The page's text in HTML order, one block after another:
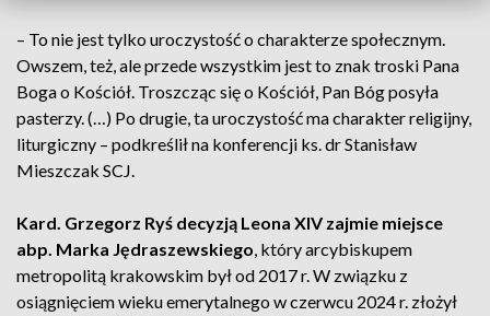
– To nie jest tylko uroczystość o charakterze społecznym.
Owszem, też, ale przede wszystkim jest to znak troski Pana
Boga o Kościół. Troszcząc się o Kościół, Pan Bóg posyła
pasterzy. (…) Po drugie, ta uroczystość ma charakter religijny,
liturgiczny – podkreślił na konferencji ks. dr Stanisław
Mieszczak SCJ.
Kard. Grzegorz Ryś decyzją Leona XIV zajmie miejsce
abp. Marka Jędraszewskiego, który arcybiskupem
metropolitą krakowskim był od 2017 r. W związku z
osiągnięciem wieku emerytalnego w czerwcu 2024 r. złożył